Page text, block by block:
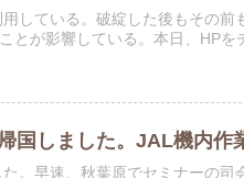
している。破綻した後もその
とが影響している。本日、HP
国しました。JAL機内作
。早速、秋葉原でセミナーの